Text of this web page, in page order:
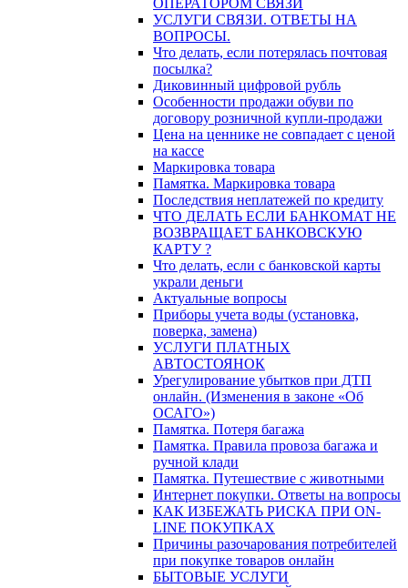
УСЛУГИ СВЯЗИ. ОТВЕТЫ НА
ВОПРОСЫ.
Что делать, если потерялась почтовая
посылка?
Диковинный цифровой рубль
Особенности продажи обуви по
договору розничной купли-продажи
Цена на ценнике не совпадает с ценой
на кассе
Маркировка товара
Памятка. Маркировка товара
Последствия неплатежей по кредиту
ЧТО ДЕЛАТЬ ЕСЛИ БАНКОМАТ НЕ
ВОЗВРАЩАЕТ БАНКОВСКУЮ
КАРТУ ?
Что делать, если с банковской карты
украли деньги
Актуальные вопросы
Приборы учета воды (установка,
поверка, замена)
УСЛУГИ ПЛАТНЫХ
АВТОСТОЯНОК
Урегулирование убытков при ДТП
онлайн. (Изменения в законе «Об
ОСАГО»)
Памятка. Потеря багажа
Памятка. Правила провоза багажа и
ручной клади
Памятка. Путешествие с животными
Интернет покупки. Ответы на вопросы
КАК ИЗБЕЖАТЬ РИСКА ПРИ ON-
LINE ПОКУПКАХ
Причины разочарования потребителей
при покупке товаров онлайн
БЫТОВЫЕ УСЛУГИ